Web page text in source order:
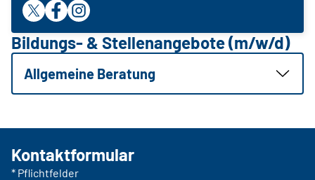
Bildungs- & Stellenangebote (m/w/d)
Allgemeine Beratung
Kontaktformular
* Pflichtfelder